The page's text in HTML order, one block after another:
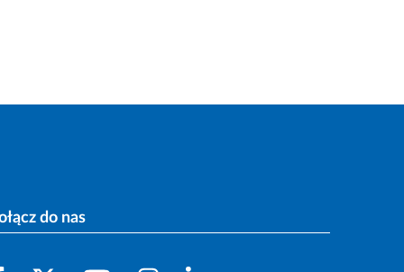
do nas